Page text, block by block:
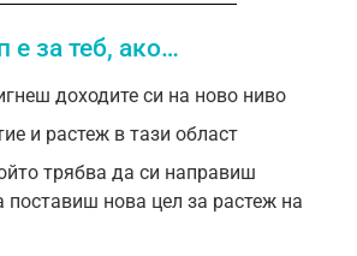
е за теб, ако…
доходите си на ново ниво
и растеж в тази област
трябва да си направиш
поставиш нова цел за растеж на